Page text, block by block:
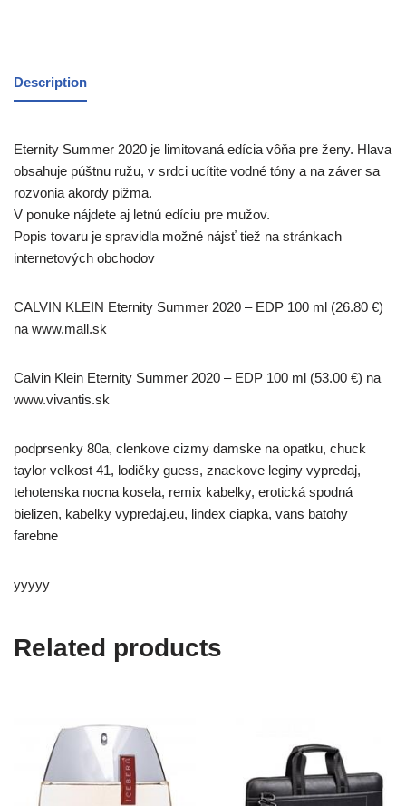
Description
Eternity Summer 2020 je limitovaná edícia vôňa pre ženy. Hlava
obsahuje púštnu ružu, v srdci ucítite vodné tóny a na záver sa
rozvonia akordy pižma.
V ponuke nájdete aj letnú edíciu pre mužov.
Popis tovaru je spravidla možné nájsť tiež na stránkach
internetových obchodov
CALVIN KLEIN Eternity Summer 2020 – EDP 100 ml (26.80 €)
na www.mall.sk
Calvin Klein Eternity Summer 2020 – EDP 100 ml (53.00 €) na
www.vivantis.sk
podprsenky 80a, clenkove cizmy damske na opatku, chuck
taylor velkost 41, lodičky guess, znackove leginy vypredaj,
tehotenska nocna kosela, remix kabelky, erotická spodná
bielizen, kabelky vypredaj.eu, lindex ciapka, vans batohy
farebne
yyyyy
Related products